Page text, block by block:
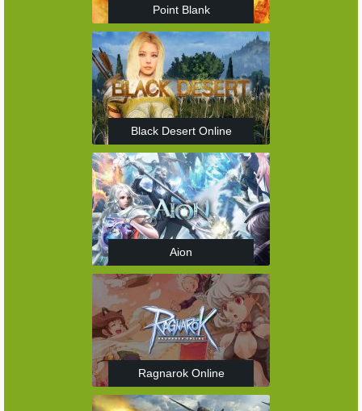
Point Blank
Black Desert Online
Aion
Ragnarok Online